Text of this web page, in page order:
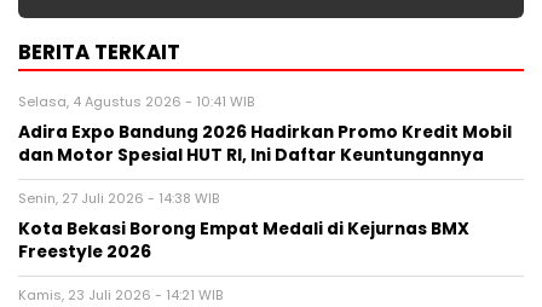
BERITA TERKAIT
Selasa, 4 Agustus 2026 - 10:41 WIB
Adira Expo Bandung 2026 Hadirkan Promo Kredit Mobil
dan Motor Spesial HUT RI, Ini Daftar Keuntungannya
Senin, 27 Juli 2026 - 14:38 WIB
Kota Bekasi Borong Empat Medali di Kejurnas BMX
Freestyle 2026
Kamis, 23 Juli 2026 - 14:21 WIB